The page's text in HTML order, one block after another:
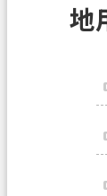
地